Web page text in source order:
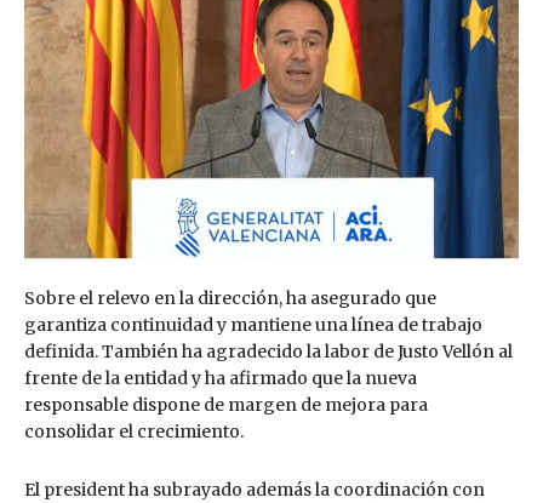
Sobre el relevo en la dirección, ha asegurado que
garantiza continuidad y mantiene una línea de trabajo
definida. También ha agradecido la labor de Justo Vellón al
frente de la entidad y ha afirmado que la nueva
responsable dispone de margen de mejora para
consolidar el crecimiento.
El president ha subrayado además la coordinación con